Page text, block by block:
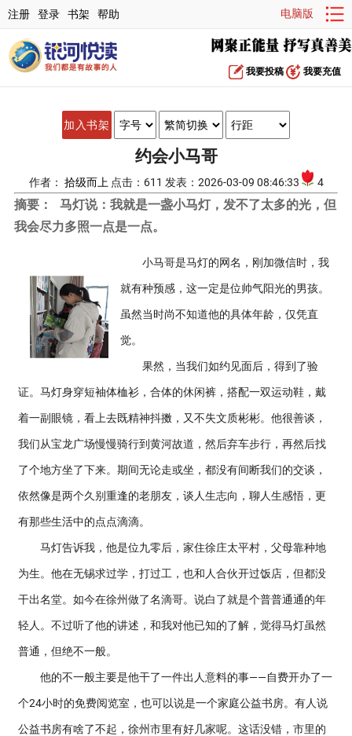
注册 登录 书架 帮助 电脑版
我要投稿 我要充值
加入书架
约会小马哥
作者： 拾级而上 点击：611 发表：2026-03-09 08:46:33 4
摘要：
马灯说：我就是一盏小马灯，发不了太多的光，但
我会尽力多照一点是一点。
小马哥是马灯的网名，刚加微信时，我
就有种预感，这一定是位帅气阳光的男孩。
虽然当时尚不知道他的具体年龄，仅凭直
觉。
果然，当我们如约见面后，得到了验
证。马灯身穿短袖体桖衫，合体的休闲裤，搭配一双运动鞋，戴
着一副眼镜，看上去既精神抖擞，又不失文质彬彬。他很善谈，
我们从宝龙广场慢慢骑行到黄河故道，然后弃车步行，再然后找
了个地方坐了下来。期间无论走或坐，都没有间断我们的交谈，
依然像是两个久别重逢的老朋友，谈人生志向，聊人生感悟，更
有那些生活中的点点滴滴。
马灯告诉我，他是位九零后，家住徐庄太平村，父母靠种地
为生。他在无锡求过学，打过工，也和人合伙开过饭店，但都没
干出名堂。如今在徐州做了名滴哥。说白了就是个普普通通的年
轻人。不过听了他的讲述，和我对他已知的了解，觉得马灯虽然
普通，但绝不一般。
他的不一般主要是他干了一件出人意料的事——自费开办了一
个24小时的免费阅览室，也可以说是一个家庭公益书房。有人说
公益书房有啥了不起，徐州市里有好几家呢。这话没错，市里的